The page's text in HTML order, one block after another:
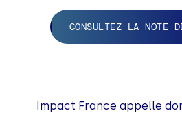
CONSULTEZ LA NOTE
Impact France appelle